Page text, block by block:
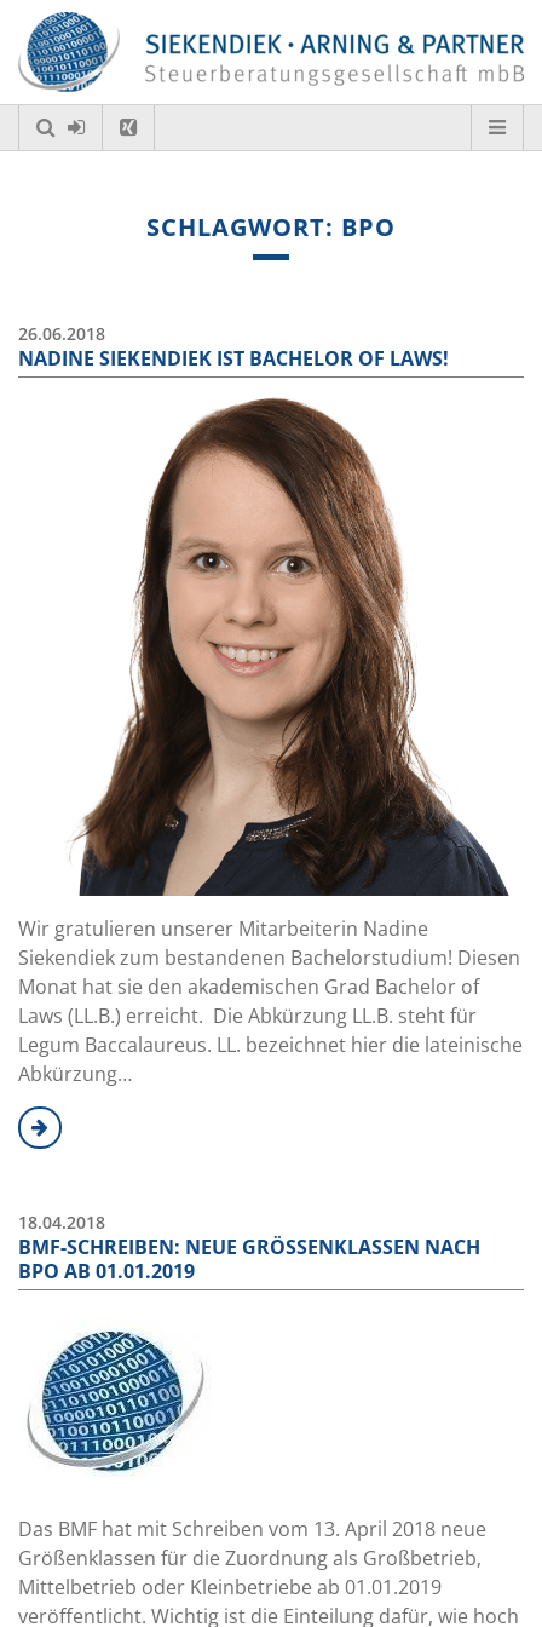
SCHLAGWORT: BPO
26.06.2018
NADINE SIEKENDIEK IST BACHELOR OF LAWS!
Wir gratulieren unserer Mitarbeiterin Nadine
Siekendiek zum bestandenen Bachelorstudium! Diesen
Monat hat sie den akademischen Grad Bachelor of
Laws (LL.B.) erreicht. Die Abkürzung LL.B. steht für
Legum Baccalaureus. LL. bezeichnet hier die lateinische
Abkürzung…
18.04.2018
BMF-SCHREIBEN: NEUE GRÖSSENKLASSEN NACH B
PO AB 01.01.2019
Das BMF hat mit Schreiben vom 13. April 2018 neue
Größenklassen für die Zuordnung als Großbetrieb,
Mittelbetrieb oder Kleinbetriebe ab 01.01.2019
veröffentlicht. Wichtig ist die Einteilung dafür, wie hoch